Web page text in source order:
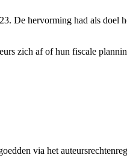
De hervorming had als doel
zich af of hun fiscale
via het